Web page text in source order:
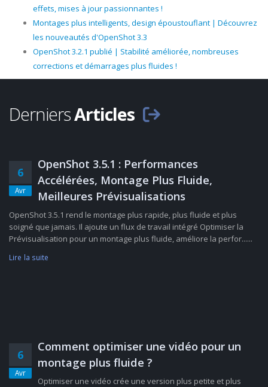
effets, mises à jour passionnantes !
Montages plus intelligents, design époustouflant | Découvrez
les nouveautés d'OpenShot 3.3
OpenShot 3.2.1 publié | Stabilité améliorée, nombreuses
corrections et démarrages plus fluides !
DerniersArticles
6
Avr
OpenShot 3.5.1 : Performances
Accélérées, Montage Plus Fluide,
Meilleures Prévisualisations
OpenShot 3.5.1 rend le montage plus rapide, plus fluide et plus
soigné que jamais. Il ajoute un flux de travail intégré Optimiser la
Prévisualisation pour un montage plus fluide, améliore la perfor......
Lire la suite
6
Avr
Comment optimiser une vidéo pour un
montage plus fluide ?
Optimiser une vidéo crée une version plus petite et plus